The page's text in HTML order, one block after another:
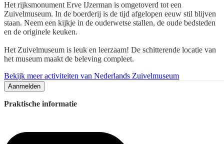
Het rijksmonument Erve IJzerman is omgetoverd tot een
Zuivelmuseum. In de boerderij is de tijd afgelopen eeuw stil blijven
staan. Neem een kijkje in de ouderwetse stallen, de oude bedsteden
en de originele keuken.
Het Zuivelmuseum is leuk en leerzaam! De schitterende locatie van
het museum maakt de beleving compleet.
Bekijk meer activiteiten van Nederlands Zuivelmuseum
Aanmelden
Praktische informatie